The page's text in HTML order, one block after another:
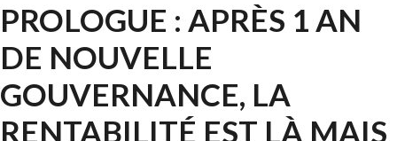
PROLOGUE : APRÈS 1 AN
DE NOUVELLE
GOUVERNANCE, LA
RENTABILITÉ EST LÀ MAIS